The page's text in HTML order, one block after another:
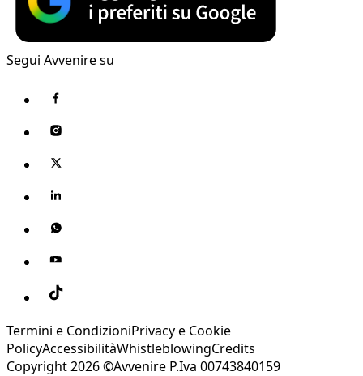
Segui Avvenire su
Termini e CondizioniPrivacy e Cookie
PolicyAccessibilitàWhistleblowingCredits
Copyright 2026 ©Avvenire P.Iva 00743840159